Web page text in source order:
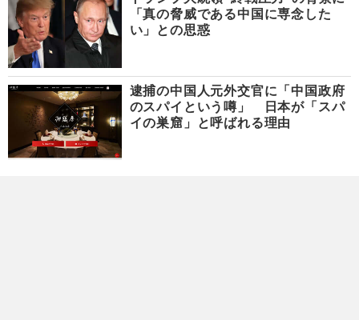
「真の脅威である中国に専念した
い」との思惑
逮捕の中国人元外交官に「中国政府
のスパイという噂」 日本が「スパ
イの巣窟」と呼ばれる理由